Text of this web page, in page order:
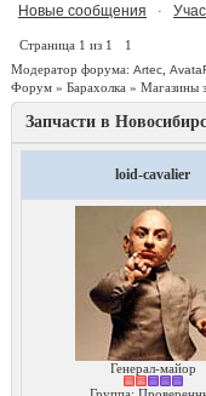
Новые сообщения ·
Страница 1 из 1
1
Модератор форума: Artec
Форум » Барахолка » Магазины
Запчасти в
loid-cavalier
Генерал-майор
Группа: